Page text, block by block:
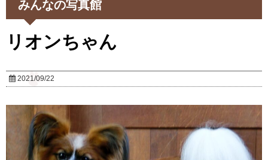
みんなの写真館
リオンちゃん
2021/09/22